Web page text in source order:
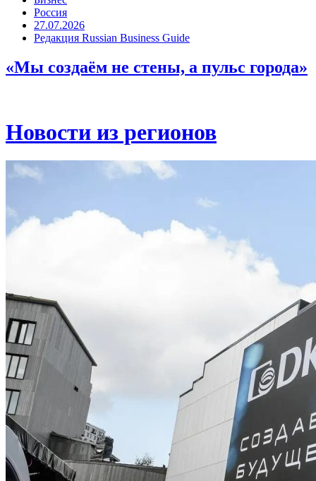
Россия
27.07.2026
Редакция Russian Business Guide
«Мы создаём не стены, а пульс города»
Новости из регионов